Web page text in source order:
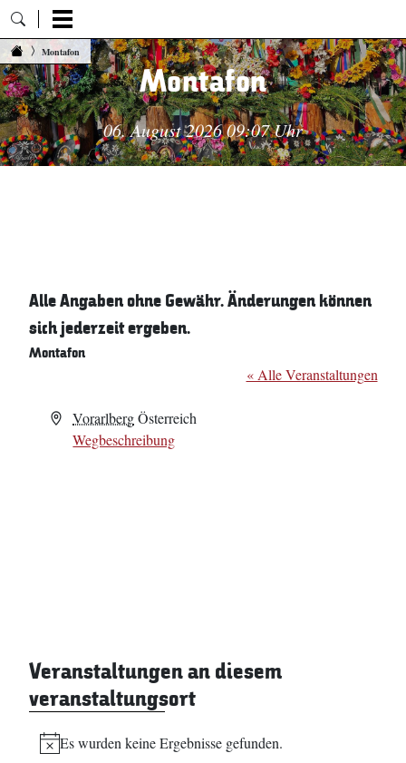
Zum Inhalt springen
Montafon
Montafon
06. August 2026 09:07 Uhr
Alle Angaben ohne Gewähr. Änderungen können
sich jederzeit ergeben.
Montafon
« Alle Veranstaltungen
AdresseVorarlberg Österreich
Wegbeschreibung
Veranstaltungen an diesem
veranstaltungsort
Hinweis
Es wurden keine Ergebnisse gefunden.